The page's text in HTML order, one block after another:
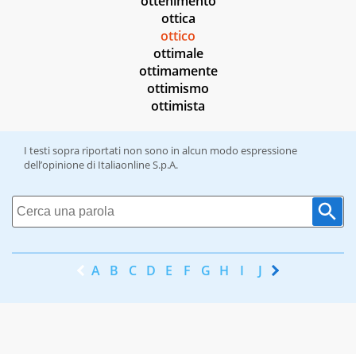
ottica
ottico
ottimale
ottimamente
ottimismo
ottimista
I testi sopra riportati non sono in alcun modo espressione
dell’opinione di Italiaonline S.p.A.
A B C D E F G H I J K